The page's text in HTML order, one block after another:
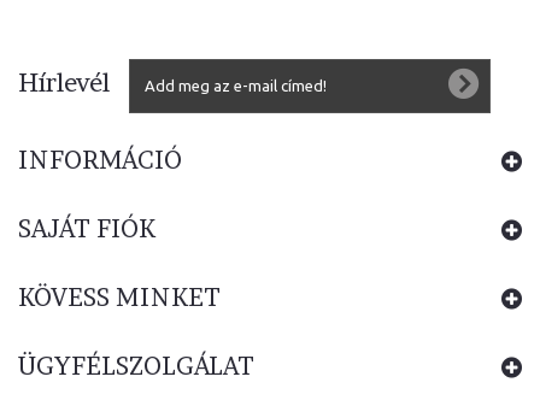
Hírlevél
INFORMÁCIÓ
SAJÁT FIÓK
KÖVESS MINKET
ÜGYFÉLSZOLGÁLAT